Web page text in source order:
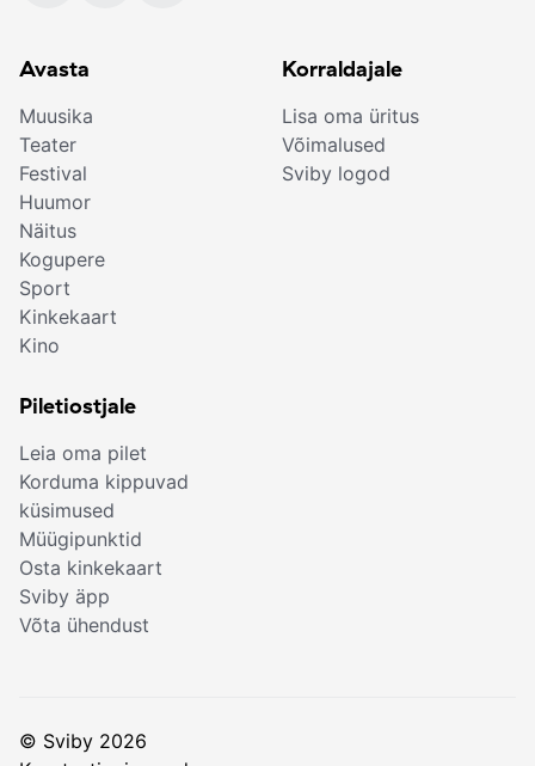
Avasta
Muusika
Teater
Festival
Huumor
Näitus
Kogupere
Sport
Kinkekaart
Kino
Korraldajale
Lisa oma üritus
Võimalused
Sviby logod
Piletiostjale
Leia oma pilet
Korduma kippuvad
küsimused
Müügipunktid
Osta kinkekaart
Sviby äpp
Võta ühendust
© Sviby 2026